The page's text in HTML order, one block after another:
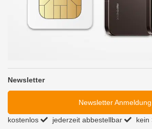
Newsletter
Newsletter Anmeldung
kostenlos jederzeit abbestellbar kein